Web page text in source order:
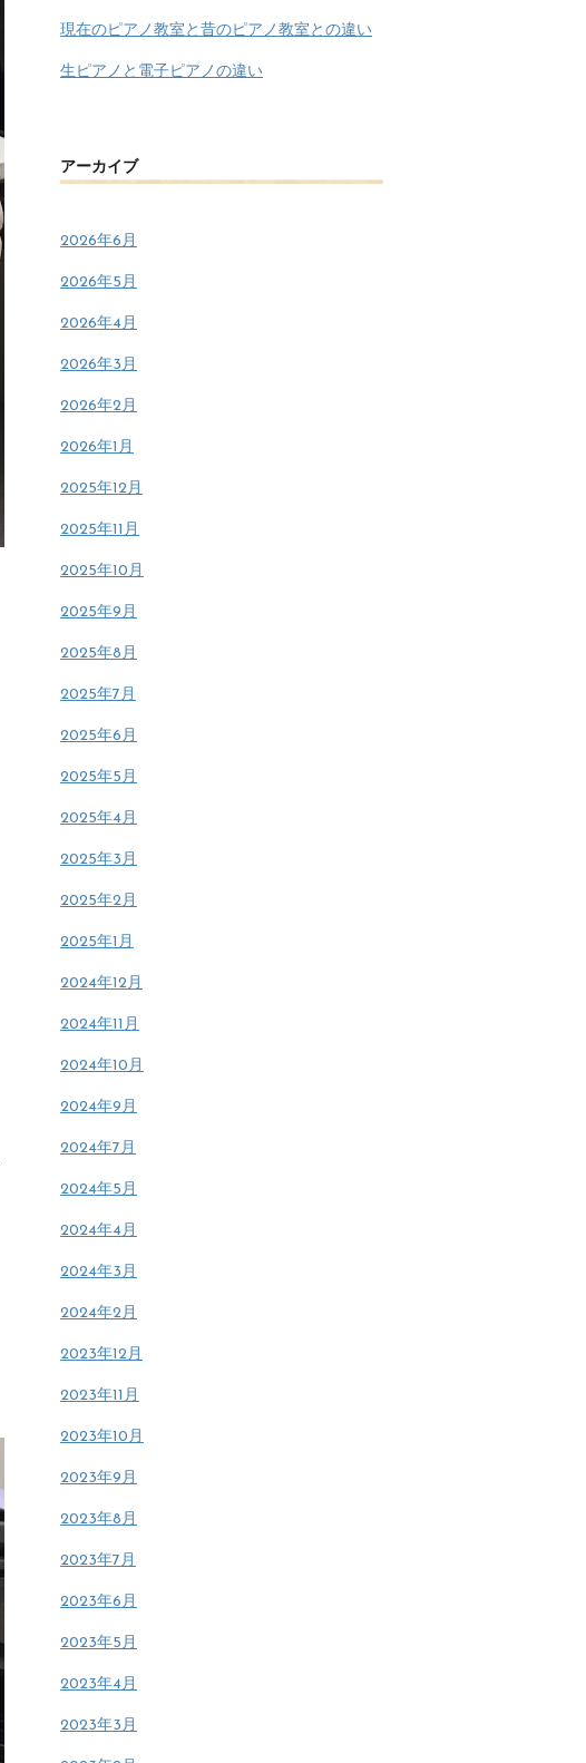
現在のピアノ教室と昔のピアノ教室との違い
生ピアノと電子ピアノの違い
アーカイブ
2026年6月
2026年5月
2026年4月
2026年3月
2026年2月
2026年1月
2025年12月
2025年11月
2025年10月
2025年9月
2025年8月
2025年7月
2025年6月
2025年5月
2025年4月
2025年3月
2025年2月
2025年1月
2024年12月
2024年11月
2024年10月
2024年9月
2024年7月
2024年5月
2024年4月
2024年3月
2024年2月
2023年12月
2023年11月
2023年10月
2023年9月
2023年8月
2023年7月
2023年6月
2023年5月
2023年4月
2023年3月